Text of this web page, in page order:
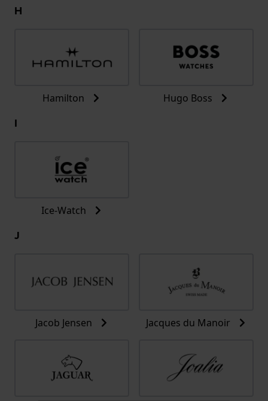
H
Hamilton Hugo Boss
I
Ice-Watch
J
Jacob Jensen Jacques du Manoir